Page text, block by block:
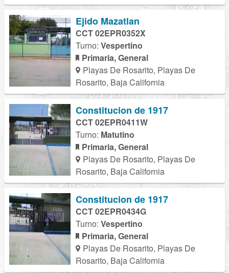
Ejido Mazatlan
CCT 02EPR0352X
Turno: Vespertino
Primaria, General
Playas De Rosarito, Playas De
Rosarito, Baja California
Constitucion de 1917
CCT 02EPR0411W
Turno: Matutino
Primaria, General
Playas De Rosarito, Playas De
Rosarito, Baja California
Constitucion de 1917
CCT 02EPR0434G
Turno: Vespertino
Primaria, General
Playas De Rosarito, Playas De
Rosarito, Baja California